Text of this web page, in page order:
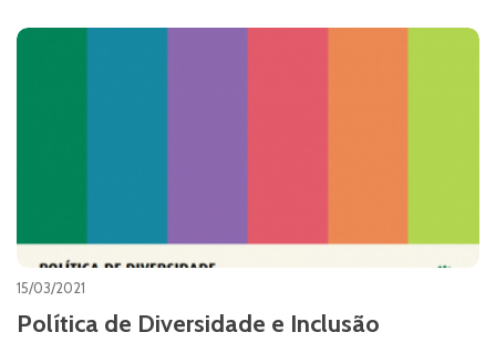
15/03/2021
Política de Diversidade e Inclusão